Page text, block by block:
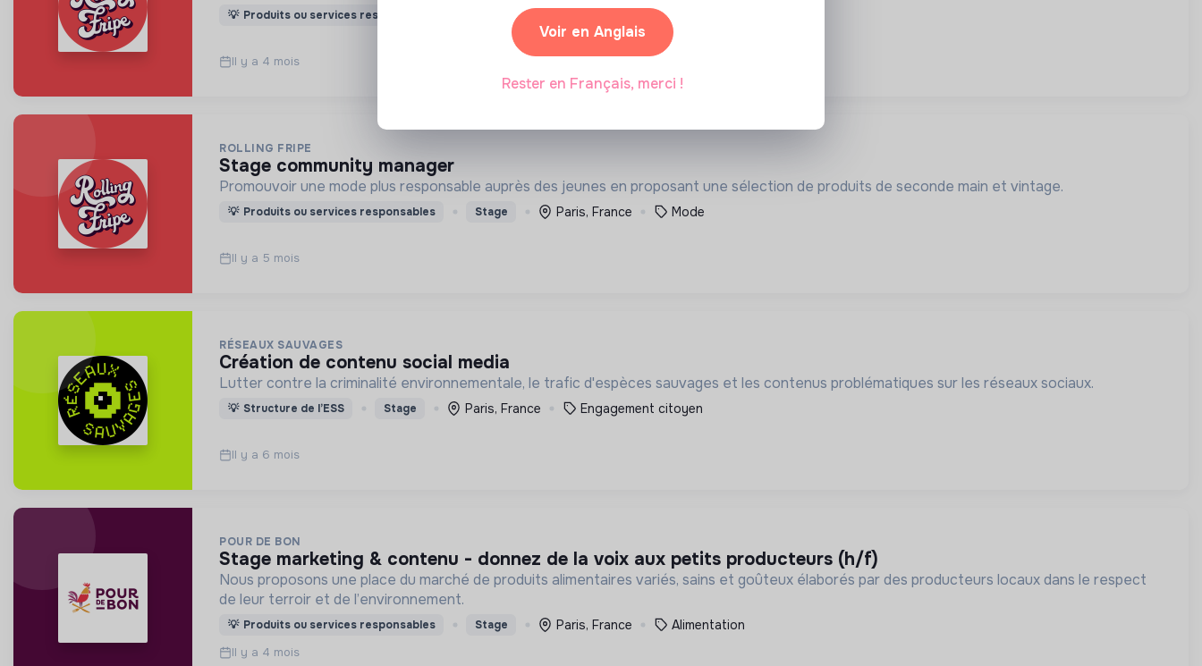
💡 Produits ou services responsables
Il y a 4 mois
ROLLING FRIPE
stage community manager
Promouvoir une mode plus responsable auprès des jeunes en proposant une sélection de produits de seconde main et vintage.
💡 Produits ou services responsables Stage Paris, France Mode
Il y a 5 mois
RÉSEAUX SAUVAGES
création de contenu social media
Lutter contre la criminalité environnementale, le trafic d'espèces sauvages et les contenus problématiques sur les réseaux sociaux.
💡 Structure de l’ESS Stage Paris, France Engagement citoyen
Il y a 6 mois
POUR DE BON
stage marketing & contenu - donnez de la voix aux petits producteurs (h/f)
Nous proposons une place du marché de produits alimentaires variés, sains et goûteux élaborés par des producteurs locaux dans le respect
de leur terroir et de l’environnement.
💡 Produits ou services responsables Stage Paris, France Alimentation
Il y a 4 mois
Voir en Anglais
Rester en Français, merci !